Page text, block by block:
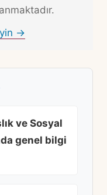
→
ve Sosyal
genel bilgi